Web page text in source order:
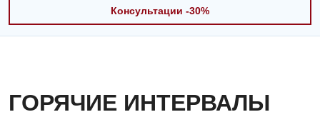
Консультации -30%
ГОРЯЧИЕ ИНТЕРВАЛЫ